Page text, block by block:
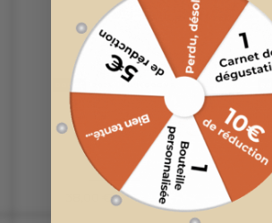
BOURGOGNE
38,00 € / BOUTEILLE